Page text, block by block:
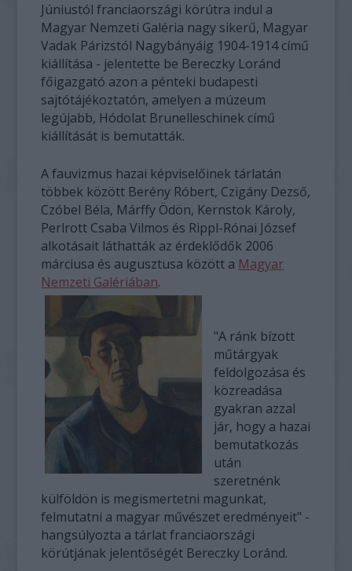
Júniustól franciaországi körútra indul a
Magyar Nemzeti Galéria nagy sikerű, Magyar
Vadak Párizstól Nagybányáig 1904-1914 című
kiállítása - jelentette be Bereczky Loránd
főigazgató azon a pénteki budapesti
sajtótájékoztatón, amelyen a múzeum
legújabb, Hódolat Brunelleschinek című
kiállítását is bemutatták.
A fauvizmus hazai képviselőinek tárlatán
többek között Berény Róbert, Czigány Dezső,
Czóbel Béla, Márffy Ödön, Kernstok Károly,
Perlrott Csaba Vilmos és Rippl-Rónai József
alkotásait láthatták az érdeklődők 2006
márciusa és augusztusa között a Magyar
Nemzeti Galériában.
"A ránk bízott
műtárgyak
feldolgozása és
közreadása
gyakran azzal
jár, hogy a hazai
bemutatkozás
után
szeretnénk
külföldön is megismertetni magunkat,
felmutatni a magyar művészet eredményeit" -
hangsúlyozta a tárlat franciaországi
körútjának jelentőségét Bereczky Loránd.